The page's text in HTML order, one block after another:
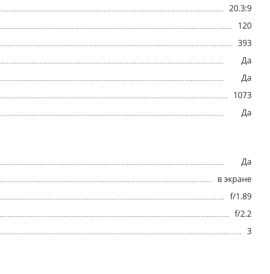
20.3:9
120
393
Да
Да
1073
Да
Да
в экране
f/1.89
f/2.2
3